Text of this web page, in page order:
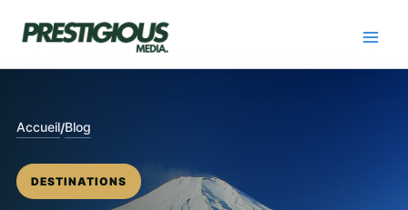
Accueil/Blog
DESTINATIONS